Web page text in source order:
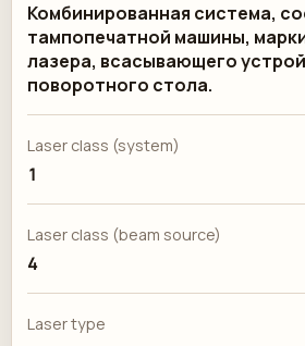
Комбинированная система,
тампопечатной машины,
лазера, всасывающего
поворотного стола.
Laser class (system)
1
Laser class (beam source)
4
Laser type